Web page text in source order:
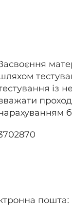
із
пошта: